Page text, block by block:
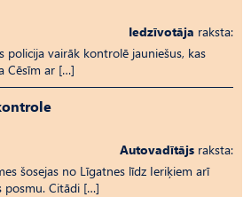
Iedzīvotāja raksta:
policija vairāk kontrolē jauniešus, kas
Cēsīm ar […]
Autovadītājs raksta:
šosejas no Līgatnes līdz Ieriķiem arī
posmu. Citādi […]